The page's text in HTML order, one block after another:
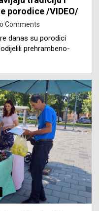
porodice /VIDEO/
Comments
danas su porodici
prehrambeno-